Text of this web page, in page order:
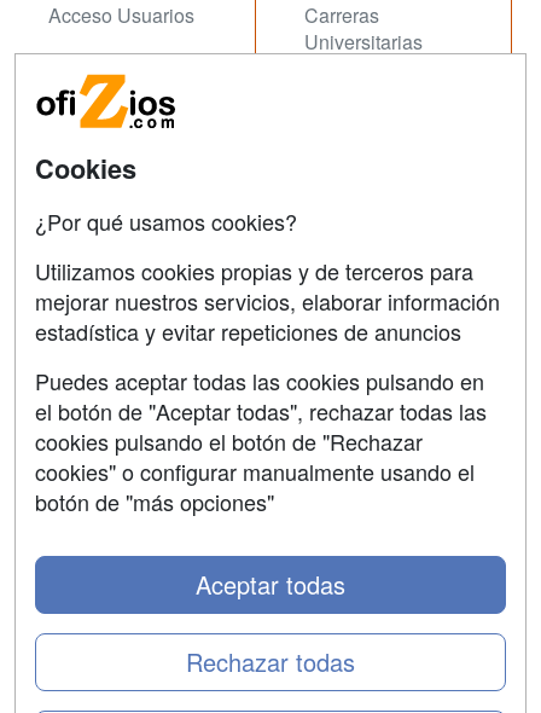
Acceso Usuarios
Acceso Centros
Carreras
Universitarias
Contactar
Copyleft
Grupo formazion:
Cookies
¿Por qué usamos cookies?
Utilizamos cookies propias y de terceros para
mejorar nuestros servicios, elaborar información
estadística y evitar repeticiones de anuncios
Puedes aceptar todas las cookies pulsando en
el botón de "Aceptar todas", rechazar todas las
cookies pulsando el botón de "Rechazar
cookies" o configurar manualmente usando el
botón de "más opciones"
Rechazar todas
Aceptar todas